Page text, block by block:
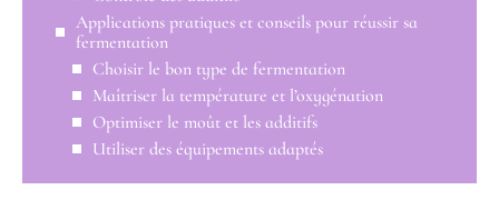
Applications pratiques et conseils pour réussir sa
fermentation
Choisir le bon type de fermentation
Maîtriser la température et l’oxygénation
Optimiser le moût et les additifs
Utiliser des équipements adaptés